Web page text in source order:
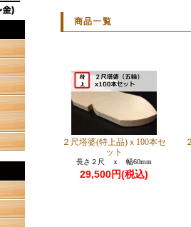
商品一覧
２尺塔婆(特上品)ｘ100本セ
ット
長さ２尺 ｘ 幅60mm
29,500円(税込)